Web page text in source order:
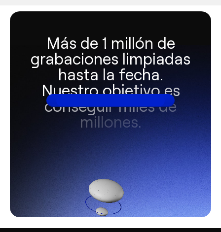
Más de 1 millón de
grabaciones limpiadas
hasta la fecha.
Nuestro objetivo es
conseguir miles de
millones.